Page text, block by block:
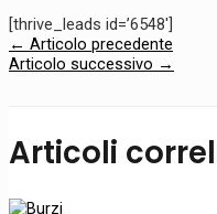
[thrive_leads id=’6548′]
← Articolo precedente
Articolo successivo →
Articoli